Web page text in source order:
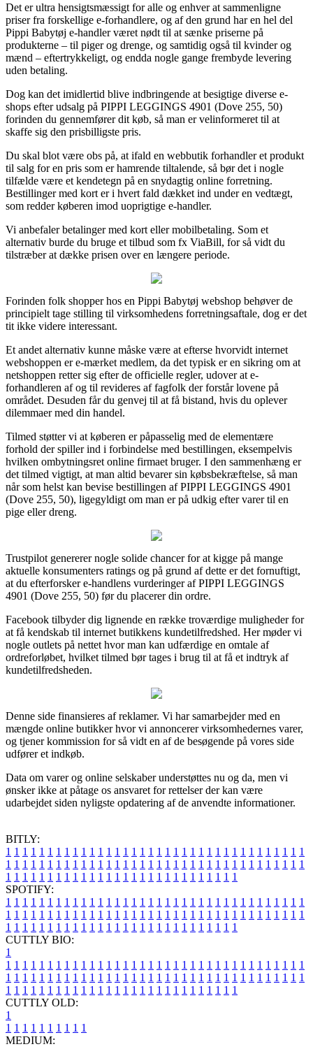
Det er ultra hensigtsmæssigt for alle og enhver at sammenligne
priser fra forskellige e-forhandlere, og af den grund har en hel del
Pippi Babytøj e-handler været nødt til at sænke priserne på
produkterne – til piger og drenge, og samtidig også til kvinder og
mænd – eftertrykkeligt, og endda nogle gange frembyde levering
uden betaling.
Dog kan det imidlertid blive indbringende at besigtige diverse e-
shops efter udsalg på PIPPI LEGGINGS 4901 (Dove 255, 50)
forinden du gennemfører dit køb, så man er velinformeret til at
skaffe sig den prisbilligste pris.
Du skal blot være obs på, at ifald en webbutik forhandler et produkt
til salg for en pris som er hamrende tiltalende, så bør det i nogle
tilfælde være et kendetegn på en snydagtig online forretning.
Bestillinger med kort er i hvert fald dækket ind under en vedtægt,
som redder køberen imod uoprigtige e-handler.
Vi anbefaler betalinger med kort eller mobilbetaling. Som et
alternativ burde du bruge et tilbud som fx ViaBill, for så vidt du
tilstræber at dække prisen over en længere periode.
Forinden folk shopper hos en Pippi Babytøj webshop behøver de
principielt tage stilling til virksomhedens forretningsaftale, dog er det
tit ikke videre interessant.
Et andet alternativ kunne måske være at efterse hvorvidt internet
webshoppen er e-mærket medlem, da det typisk er en sikring om at
netshoppen retter sig efter de officielle regler, udover at e-
forhandleren af og til revideres af fagfolk der forstår lovene på
området. Desuden får du genvej til at få bistand, hvis du oplever
dilemmaer med din handel.
Tilmed støtter vi at køberen er påpasselig med de elementære
forhold der spiller ind i forbindelse med bestillingen, eksempelvis
hvilken ombytningsret online firmaet bruger. I den sammenhæng er
det tilmed vigtigt, at man altid bevarer sin købsbekræftelse, så man
når som helst kan bevise bestillingen af PIPPI LEGGINGS 4901
(Dove 255, 50), ligegyldigt om man er på udkig efter varer til en
pige eller dreng.
Trustpilot genererer nogle solide chancer for at kigge på mange
aktuelle konsumenters ratings og på grund af dette er det fornuftigt,
at du efterforsker e-handlens vurderinger af PIPPI LEGGINGS
4901 (Dove 255, 50) før du placerer din ordre.
Facebook tilbyder dig lignende en række troværdige muligheder for
at få kendskab til internet butikkens kundetilfredshed. Her møder vi
nogle outlets på nettet hvor man kan udfærdige en omtale af
ordreforløbet, hvilket tilmed bør tages i brug til at få et indtryk af
kundetilfredsheden.
Denne side finansieres af reklamer. Vi har samarbejder med en
mængde online butikker hvor vi annoncerer virksomhedernes varer,
og tjener kommission for så vidt en af de besøgende på vores side
udfører et indkøb.
Data om varer og online selskaber understøttes nu og da, men vi
ønsker ikke at påtage os ansvaret for rettelser der kan være
udarbejdet siden nyligste opdatering af de anvendte informationer.
BITLY:
1 1 1 1 1 1 1 1 1 1 1 1 1 1 1 1 1 1 1 1 1 1 1 1 1 1 1 1 1 1 1 1 1 1 1 1
1 1 1 1 1 1 1 1 1 1 1 1 1 1 1 1 1 1 1 1 1 1 1 1 1 1 1 1 1 1 1 1 1 1 1 1
1 1 1 1 1 1 1 1 1 1 1 1 1 1 1 1 1 1 1 1 1 1 1 1 1 1 1 1
SPOTIFY:
1 1 1 1 1 1 1 1 1 1 1 1 1 1 1 1 1 1 1 1 1 1 1 1 1 1 1 1 1 1 1 1 1 1 1 1
1 1 1 1 1 1 1 1 1 1 1 1 1 1 1 1 1 1 1 1 1 1 1 1 1 1 1 1 1 1 1 1 1 1 1 1
1 1 1 1 1 1 1 1 1 1 1 1 1 1 1 1 1 1 1 1 1 1 1 1 1 1 1 1
CUTTLY BIO:
1
1 1 1 1 1 1 1 1 1 1 1 1 1 1 1 1 1 1 1 1 1 1 1 1 1 1 1 1 1 1 1 1 1 1 1 1
1 1 1 1 1 1 1 1 1 1 1 1 1 1 1 1 1 1 1 1 1 1 1 1 1 1 1 1 1 1 1 1 1 1 1 1
1 1 1 1 1 1 1 1 1 1 1 1 1 1 1 1 1 1 1 1 1 1 1 1 1 1 1 1
CUTTLY OLD:
1
1 1 1 1 1 1 1 1 1 1
MEDIUM: